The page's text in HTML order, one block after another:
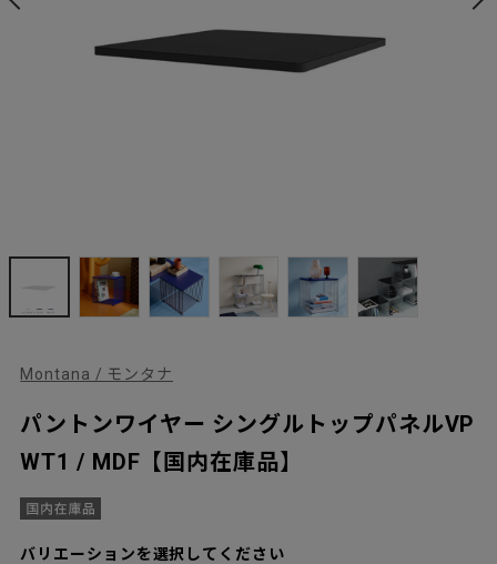
Montana / モンタナ
パントンワイヤー シングルトップパネルVP
WT1 / MDF【国内在庫品】
バリエーションを選択してください